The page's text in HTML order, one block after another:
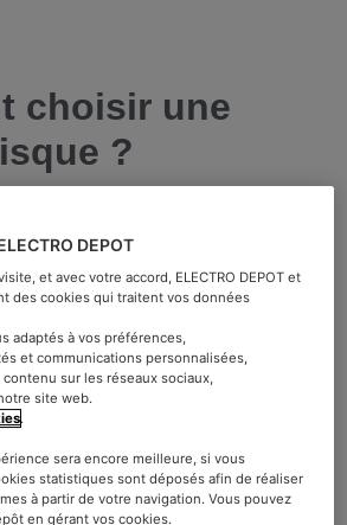
choisir une
?
souhaitez comprendre rapidement
matériel ? Cet article est fait pour
à la recherche d’un appareil haute
de gamme, on vous aide à
platines vinyle
à entrainement direct ou à
DEPOT
et avec votre accord, ELECTRO DEPOT et
des cookies qui traitent vos données
adaptés à vos préférences,
et communications personnalisées,
sur les réseaux sociaux,
site web.
.
sera encore meilleure, si vous
statistiques sont déposés afin de réaliser
à partir de votre navigation. Vous pouvez
en gérant vos cookies.